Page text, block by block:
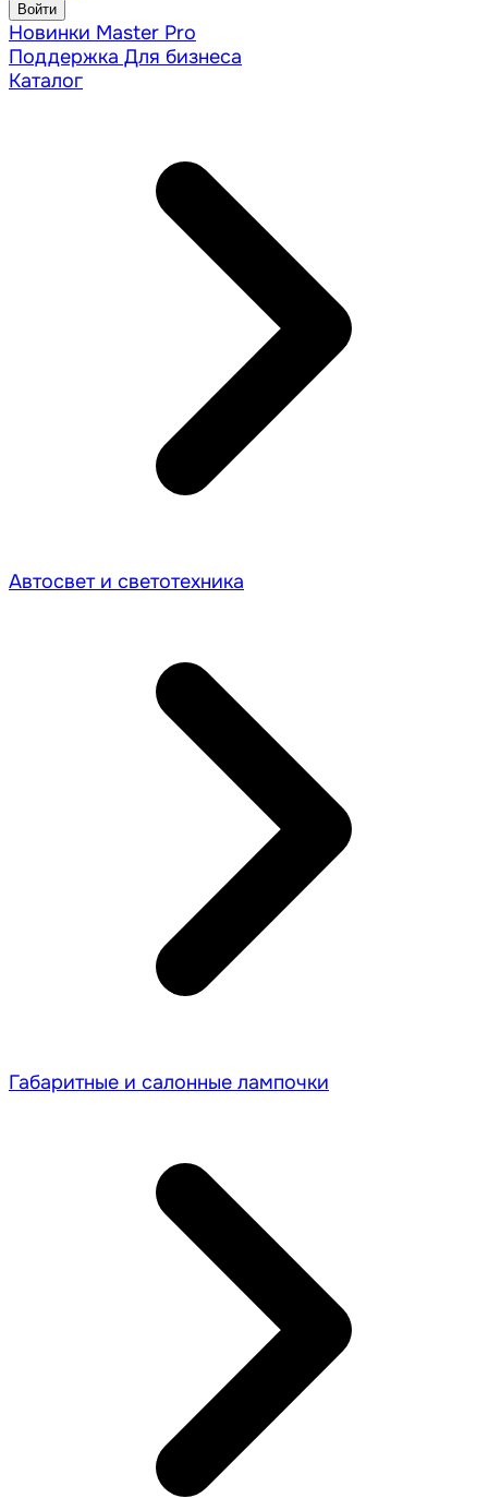
Войти
Новинки Master Pro
Поддержка Для бизнеса
Каталог
Автосвет и светотехника
Габаритные и салонные лампочки